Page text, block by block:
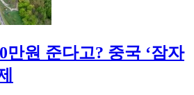
만원 준다고? 중국 ‘잠자